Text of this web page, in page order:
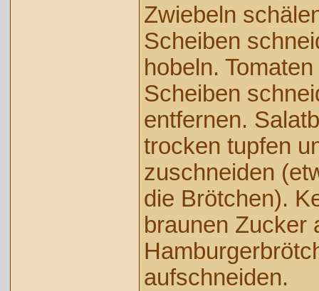
Zwiebeln
Scheiben
hobeln.
Scheiben
entfernen.
trocken tupfen
zuschneiden
die Brötchen).
braunen Zucker
aufschneiden.